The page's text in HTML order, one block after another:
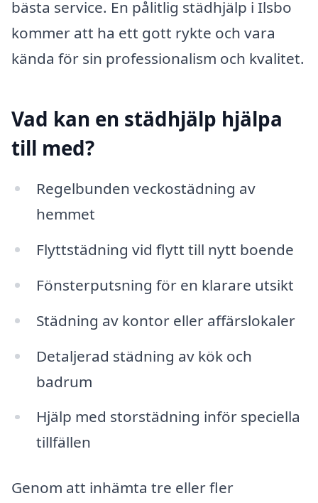
bästa service. En pålitlig städhjälp i Ilsbo
kommer att ha ett gott rykte och vara
kända för sin professionalism och kvalitet.
Vad kan en städhjälp hjälpa
till med?
Regelbunden veckostädning av
hemmet
Flyttstädning vid flytt till nytt boende
Fönsterputsning för en klarare utsikt
Städning av kontor eller affärslokaler
Detaljerad städning av kök och
badrum
Hjälp med storstädning inför speciella
tillfällen
Genom att in­hämta tre eller fler